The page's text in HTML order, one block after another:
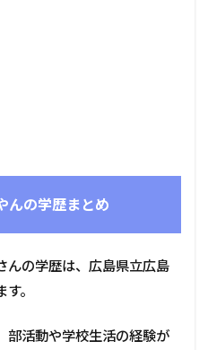
んの学歴まとめ
んの学歴は、広島県立広島
。
部活動や学校生活の経験が